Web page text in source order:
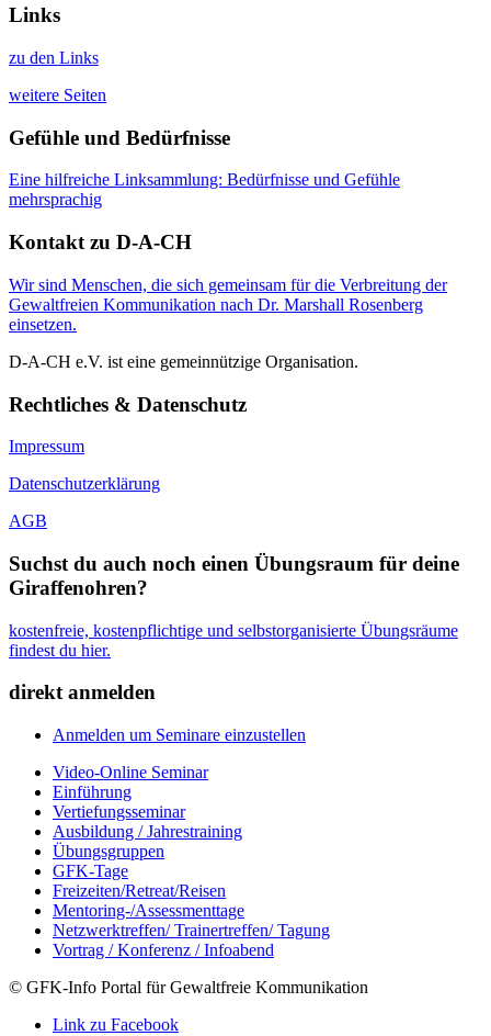
Links
zu den Links
weitere Seiten
Gefühle und Bedürfnisse
Eine hilfreiche Linksammlung: Bedürfnisse und Gefühle
mehrsprachig
Kontakt zu D-A-CH
Wir sind Menschen, die sich gemeinsam für die Verbreitung der
Gewaltfreien Kommunikation nach Dr. Marshall Rosenberg
einsetzen.
D-A-CH e.V. ist eine gemeinnützige Organisation.
Rechtliches & Datenschutz
Impressum
Datenschutzerklärung
AGB
Suchst du auch noch einen Übungsraum für deine
Giraffenohren?
kostenfreie, kostenpflichtige und selbstorganisierte Übungsräume
findest du hier.
direkt anmelden
Anmelden um Seminare einzustellen
Video-Online Seminar
Einführung
Vertiefungsseminar
Ausbildung / Jahrestraining
Übungsgruppen
GFK-Tage
Freizeiten/Retreat/Reisen
Mentoring-/Assessmenttage
Netzwerktreffen/ Trainertreffen/ Tagung
Vortrag / Konferenz / Infoabend
© GFK-Info Portal für Gewaltfreie Kommunikation
Link zu Facebook